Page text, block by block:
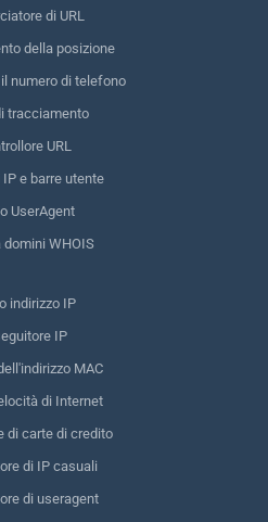
di URL
della posizione
numero di telefono
tracciamento
URL
IP e barre utente
UserAgent
domini WHOIS
indirizzo IP
IP
MAC
di Internet
di carte di credito
di IP casuali
di useragent